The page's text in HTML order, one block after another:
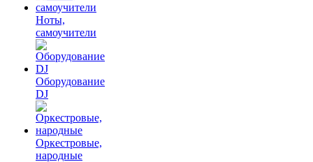
Ноты,
самоучители
Оборудование
DJ
Оркестровые,
народные